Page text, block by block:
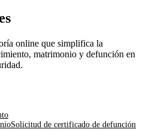
online que simplifica la
matrimonio y defunción en
Solicitud de certificado de defunción